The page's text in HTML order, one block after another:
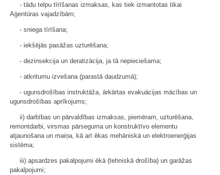
- tādu telpu tīrīšanas izmaksas, kas tiek izmantotas tikai
Aģentūras vajadzībām;
- sniega tīrīšana;
- iekšējās pasāžas uzturēšana;
- dezinsekcija un deratizācija, ja tā nepieciešama;
- atkritumu izvešana (parastā daudzumā);
- ugunsdrošības instruktāža, ārkārtas evakuācijas mācības un
ugunsdrošības aprīkojums;
ii) darbības un pārvaldības izmaksas, piemēram, uzturēšana,
remontdarbi, virsmas pārseguma un konstruktīvo elementu
atjaunošana un maiņa, kā arī ēkas mehāniskā un elektroenerģijas
sistēma;
iii) apsardzes pakalpojumi ēkā (tehniskā drošība) un garāžas
pakalpojumi;